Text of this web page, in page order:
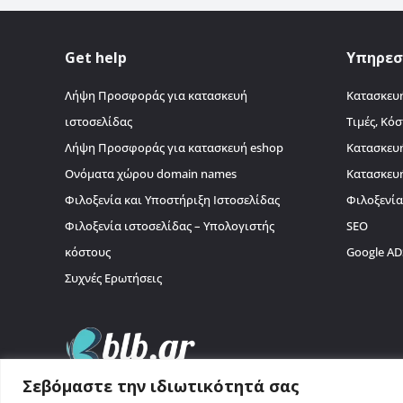
Σεβόμαστε την ιδιωτικότητά σας
Get help
Λήψη Προσφοράς για κατασκευή
ιστοσελίδας
Λήψη Προσφοράς για κατασκευή eshop
Ονόματα χώρου domain names
Φιλοξενία και Υποστήριξη Ιστοσελίδας
Φιλοξενία ιστοσελίδας – Υπολογιστής
κόστους
Συχνές Ερωτήσεις
Τιμές,
SEO
Google